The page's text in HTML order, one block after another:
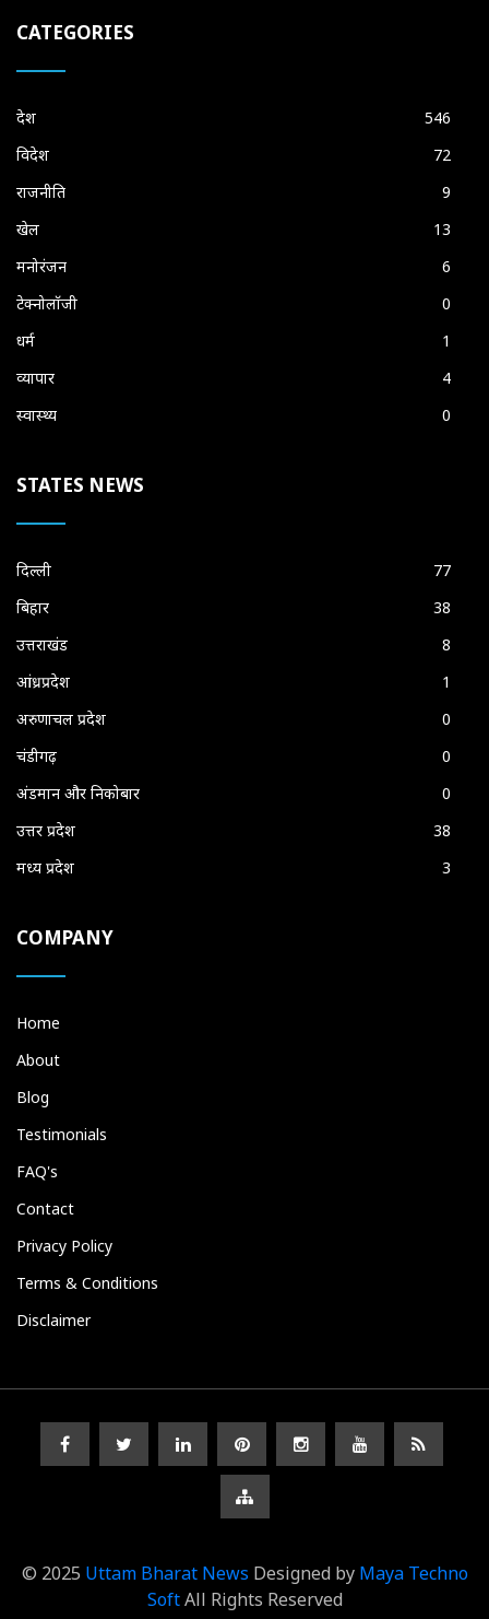
CATEGORIES
देश
546
विदेश
72
राजनीति
9
खेल
13
मनोरंजन
6
टेक्नोलॉजी
0
धर्म
1
व्यापार
4
स्वास्थ्य
0
STATES NEWS
दिल्ली
77
बिहार
38
उत्तराखंड
8
आंध्रप्रदेश
1
अरुणाचल प्रदेश
0
चंडीगढ़
0
अंडमान और निकोबार
0
उत्तर प्रदेश
38
मध्य प्रदेश
3
COMPANY
Home
About
Blog
Testimonials
FAQ's
Contact
Privacy Policy
Terms & Conditions
Disclaimer
© 2025 Uttam Bharat News Designed by Maya Techno
SoftAll Rights Reserved